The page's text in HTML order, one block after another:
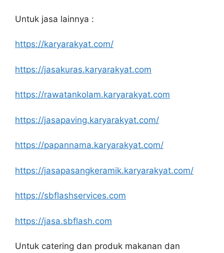
Untuk jasa lainnya :
https://karyarakyat.com/
https://jasakuras.karyarakyat.com
https://rawatankolam.karyarakyat.com
https://jasapaving.karyarakyat.com/
https://papannama.karyarakyat.com/
https://jasapasangkeramik.karyarakyat.com/
https://sbflashservices.com
https://jasa.sbflash.com
Untuk catering dan produk makanan dan